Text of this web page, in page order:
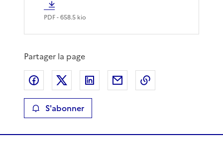
PDF- 658.5 kio
Partager la page
Partager sur Facebook
Partager sur XPartager sur LinkedIn
Partager par email
S'abonner